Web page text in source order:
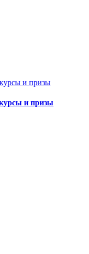
и призы